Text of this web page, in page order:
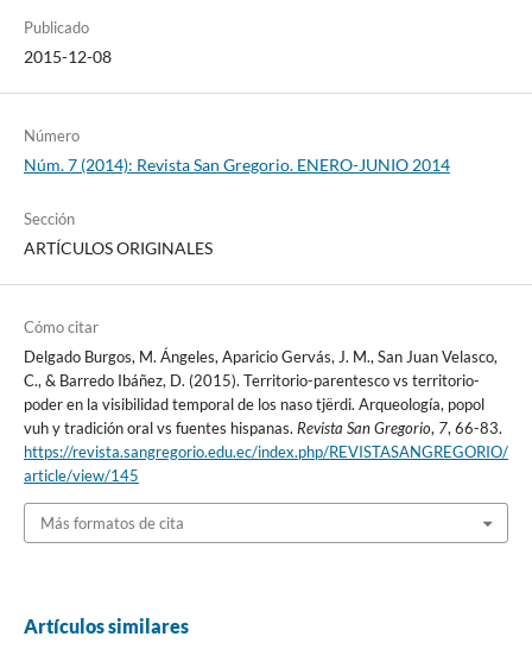
Publicado
2015-12-08
Número
Núm. 7 (2014): Revista San Gregorio. ENERO-JUNIO 2014
Sección
ARTÍCULOS ORIGINALES
Cómo citar
Delgado Burgos, M. Ángeles, Aparicio Gervás, J. M., San Juan Velasco,
C., & Barredo Ibáñez, D. (2015). Territorio-parentesco vs territorio-
poder en la visibilidad temporal de los naso tjërdi. Arqueología, popol
vuh y tradición oral vs fuentes hispanas. Revista San Gregorio, 7, 66-83.
https://revista.sangregorio.edu.ec/index.php/REVISTASANGREGORIO/
article/view/145
Más formatos de cita
Artículos similares